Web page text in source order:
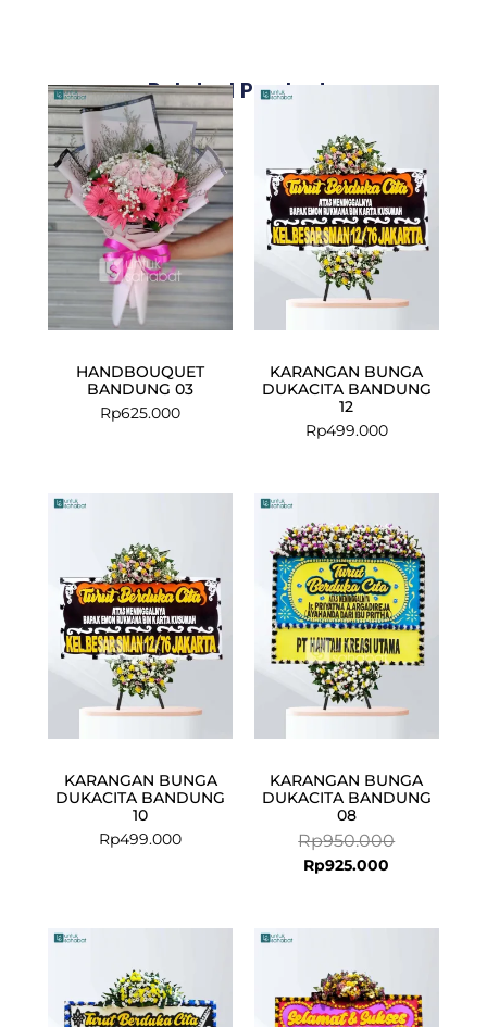
Related Products
HANDBOUQUET
BANDUNG 03
Rp625.000
KARANGAN BUNGA
DUKACITA BANDUNG
12
Rp499.000
KARANGAN BUNGA
DUKACITA BANDUNG
10
Rp499.000
KARANGAN BUNGA
DUKACITA BANDUNG
08
Rp950.000
price
was:
Rp950.000.
Rp925.000
price
is:
Rp925.000.